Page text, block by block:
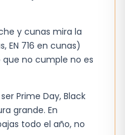
y cunas mira la
EN 716 en cunas)
que no cumple no es
Prime Day, Black
grande. En
todo el año, no